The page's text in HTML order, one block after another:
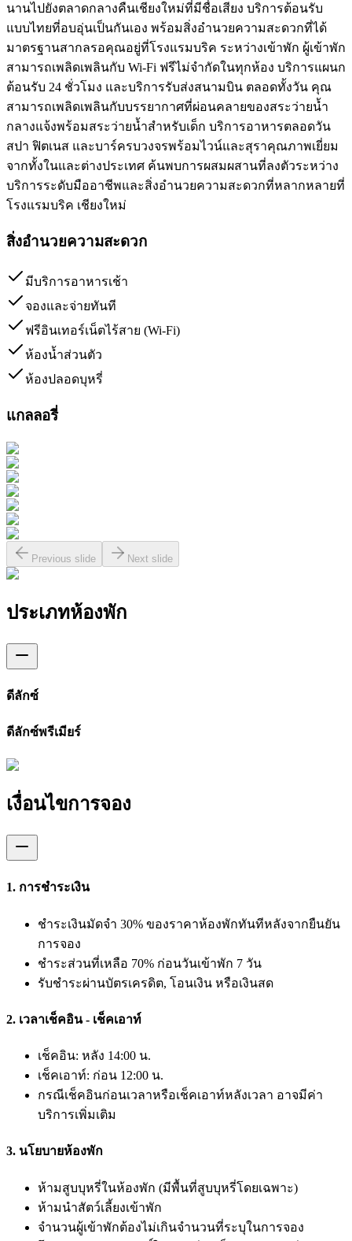
นานไปยังตลาดกลางคืนเชียงใหม่ที่มีชื่อเสียง บริการต้อนรับ
แบบไทยที่อบอุ่นเป็นกันเอง พร้อมสิ่งอำนวยความสะดวกที่ได้
มาตรฐานสากลรอคุณอยู่ที่โรงแรมบริค ระหว่างเข้าพัก ผู้เข้าพัก
สามารถเพลิดเพลินกับ Wi-Fi ฟรีไม่จำกัดในทุกห้อง บริการแผนก
ต้อนรับ 24 ชั่วโมง และบริการรับส่งสนามบิน ตลอดทั้งวัน คุณ
สามารถเพลิดเพลินกับบรรยากาศที่ผ่อนคลายของสระว่ายน้ำ
กลางแจ้งพร้อมสระว่ายน้ำสำหรับเด็ก บริการอาหารตลอดวัน
สปา ฟิตเนส และบาร์ครบวงจรพร้อมไวน์และสุราคุณภาพเยี่ยม
จากทั้งในและต่างประเทศ ค้นพบการผสมผสานที่ลงตัวระหว่าง
บริการระดับมืออาชีพและสิ่งอำนวยความสะดวกที่หลากหลายที่
โรงแรมบริค เชียงใหม่
สิ่งอำนวยความสะดวก
มีบริการอาหารเช้า
จองและจ่ายทันที
ฟรีอินเทอร์เน็ตไร้สาย (Wi-Fi)
ห้องน้ำส่วนตัว
ห้องปลอดบุหรี่
แกลลอรี่
Previous slide Next slide
ประเภทห้องพัก
ดีลักซ์
ดีลักซ์พรีเมียร์
เงื่อนไขการจอง
1. การชำระเงิน
ชำระเงินมัดจำ 30% ของราคาห้องพักทันทีหลังจากยืนยัน
การจอง
ชำระส่วนที่เหลือ 70% ก่อนวันเข้าพัก 7 วัน
รับชำระผ่านบัตรเครดิต, โอนเงิน หรือเงินสด
2. เวลาเช็คอิน - เช็คเอาท์
เช็คอิน: หลัง 14:00 น.
เช็คเอาท์: ก่อน 12:00 น.
กรณีเช็คอินก่อนเวลาหรือเช็คเอาท์หลังเวลา อาจมีค่า
บริการเพิ่มเติม
3. นโยบายห้องพัก
ห้ามสูบบุหรี่ในห้องพัก (มีพื้นที่สูบบุหรี่โดยเฉพาะ)
ห้ามนำสัตว์เลี้ยงเข้าพัก
จำนวนผู้เข้าพักต้องไม่เกินจำนวนที่ระบุในการจอง